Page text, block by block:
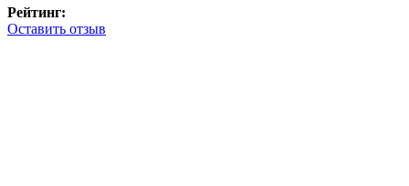
Рейтинг:
Оставить отзыв